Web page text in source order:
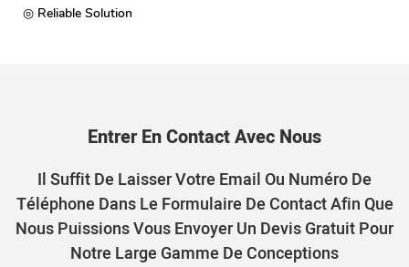
◎ Reliable Solution
Entrer En Contact Avec Nous
Il Suffit De Laisser Votre Email Ou Numéro De
Téléphone Dans Le Formulaire De Contact Afin Que
Nous Puissions Vous Envoyer Un Devis Gratuit Pour
Notre Large Gamme De Conceptions